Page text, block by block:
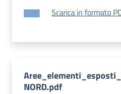
Scarica in formato
NORD.pdf